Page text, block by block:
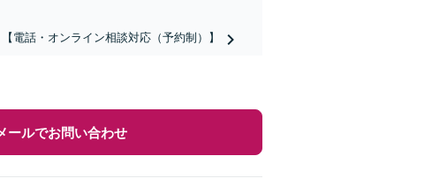
電話・オンライン相談対応（予約制）】
ールでお問い合わせ